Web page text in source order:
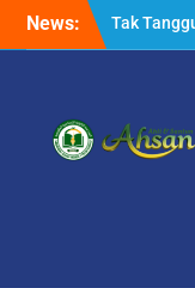
News:
Tak
Pesilat
Kabid
Jatim
Setelah
MAN 1